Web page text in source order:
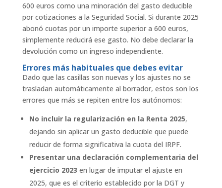
600 euros como una minoración del gasto deducible
por cotizaciones a la Seguridad Social. Si durante 2025
abonó cuotas por un importe superior a 600 euros,
simplemente reducirá ese gasto. No debe declarar la
devolución como un ingreso independiente.
Errores más habituales que debes evitar
Dado que las casillas son nuevas y los ajustes no se
trasladan automáticamente al borrador, estos son los
errores que más se repiten entre los autónomos:
No incluir la regularización en la Renta 2025,
dejando sin aplicar un gasto deducible que puede
reducir de forma significativa la cuota del IRPF.
Presentar una declaración complementaria del
ejercicio 2023 en lugar de imputar el ajuste en
2025, que es el criterio establecido por la DGT y